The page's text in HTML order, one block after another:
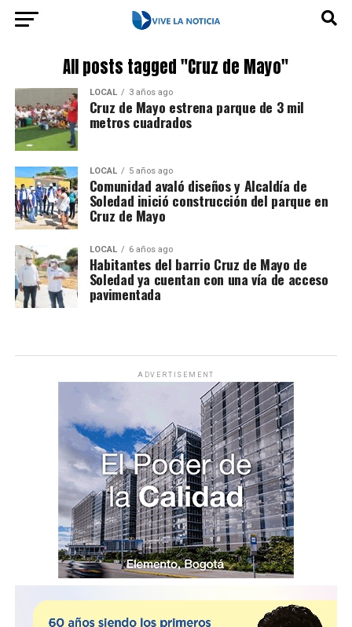
All posts tagged "Cruz de Mayo"
LOCAL 3 años ago
Cruz de Mayo estrena parque de 3 mil
metros cuadrados
LOCAL 5 años ago
Comunidad avaló diseños y Alcaldía de
Soledad inició construcción del parque en
Cruz de Mayo
LOCAL 6 años ago
Habitantes del barrio Cruz de Mayo de
Soledad ya cuentan con una vía de acceso
pavimentada
ADVERTISEMENT